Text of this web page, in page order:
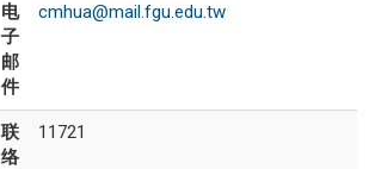
电
子
邮
件
cmhua@mail.fgu.edu.tw
联
络
11721